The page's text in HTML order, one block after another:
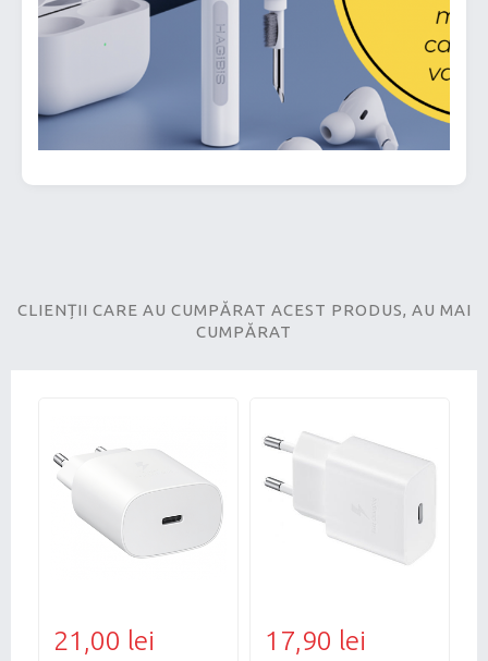
CLIENȚII CARE AU CUMPĂRAT ACEST PRODUS, AU MAI
CUMPĂRAT
21,00 lei 17,90 lei